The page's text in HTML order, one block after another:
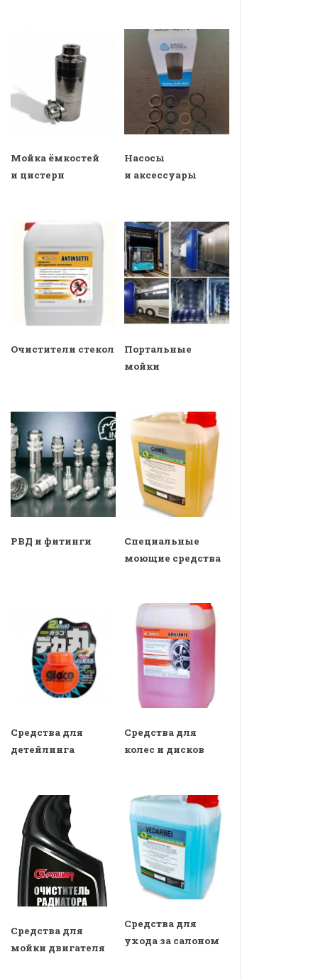
Мойка ёмкостей
и цистерн
Насосы
и аксессуары
Очистители стекол
Портальные
мойки
РВД и фитинги
Специальные
моющие средства
Средства для
детейлинга
Средства для
колес и дисков
Средства для
мойки двигателя
Средства для
ухода за салоном